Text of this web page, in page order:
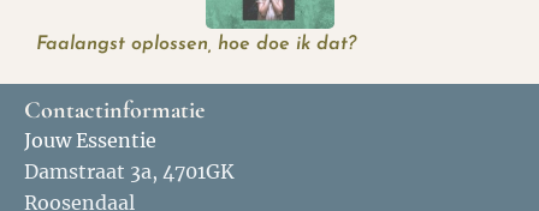
Faalangst oplossen, hoe doe ik dat?
Contactinformatie
Jouw Essentie
Damstraat 3a, 4701GK
Roosendaal